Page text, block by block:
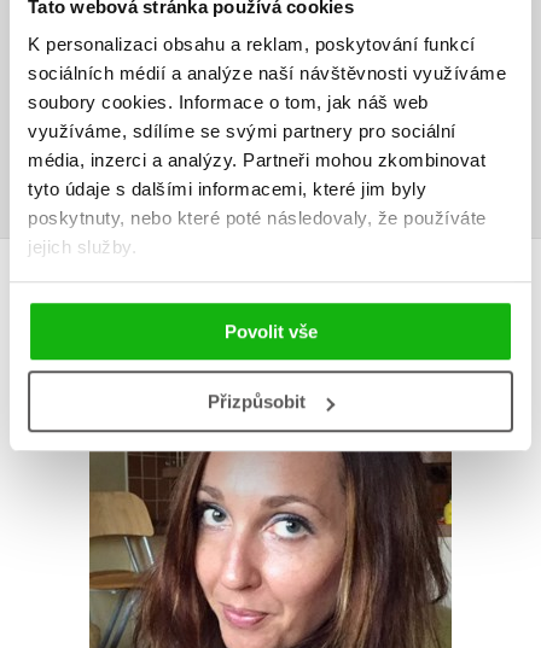
Tato webová stránka používá cookies
K personalizaci obsahu a reklam, poskytování funkcí
sociálních médií a analýze naší návštěvnosti využíváme
soubory cookies. Informace o tom, jak náš web
využíváme, sdílíme se svými partnery pro sociální
média, inzerci a analýzy. Partneři mohou zkombinovat
tyto údaje s dalšími informacemi, které jim byly
poskytnuty, nebo které poté následovaly, že používáte
jejich služby.
Povolit vše
Přizpůsobit
Vaše hodnocení
Uživatelskou recenzi mohou vkládat pouze registrovaní uživatelé
Přihlásit
AUTOR KNIHY